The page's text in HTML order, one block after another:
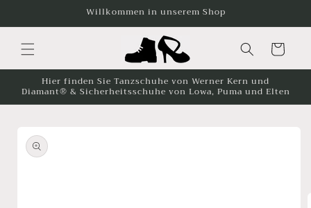
Willkommen in unserem Shop
Cart
Hier finden Sie Tanzschuhe von Werner Kern und
Diamant® & Sicherheitsschuhe von Lowa, Puma und Elten
product
information